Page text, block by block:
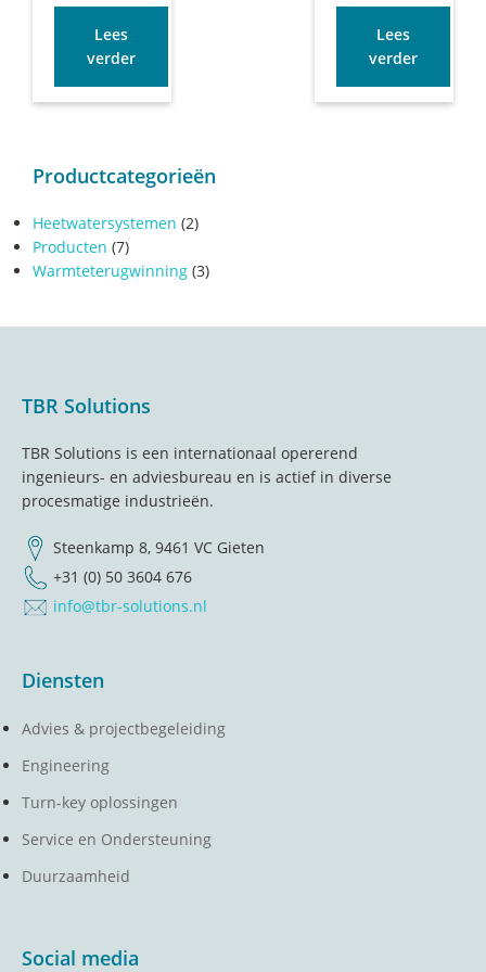
Lees
verder
Lees
verder
Primary
Productcategorieën
Heetwatersystemen (2)
Producten (7)
Warmteterugwinning (3)
Footer
TBR Solutions
TBR Solutions is een internationaal opererend
ingenieurs- en adviesbureau en is actief in diverse
procesmatige industrieën.
Steenkamp 8, 9461 VC Gieten
+31 (0) 50 3604 676
info@tbr-solutions.nl
Diensten
Advies & projectbegeleiding
Engineering
Turn-key oplossingen
Service en Ondersteuning
Duurzaamheid
Social media